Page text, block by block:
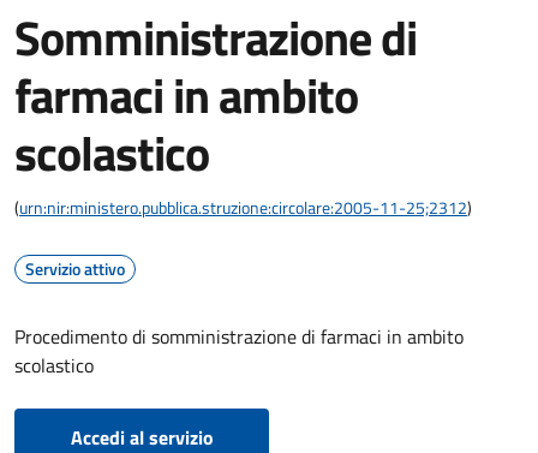
Somministrazione di
farmaci in ambito
scolastico
(urn:nir:ministero.pubblica.struzione:circolare:2005-11-25;2312)
Servizio attivo
Procedimento di somministrazione di farmaci in ambito
scolastico
Accedi al servizio